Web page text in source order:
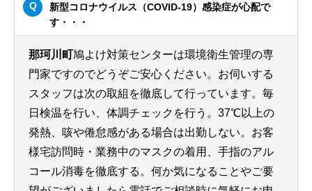
新型コロナウイルス（COVID-19）感染症が心配で
す・・・
那珂川町鳩よけ対策センターは環境衛生管理の専
門家ですのでどうぞご安心ください。お伺いする
スタッフは次の取組を徹底して行っています。毎
日検温を行い、体調チェックを行う。37℃以上の
発熱、咳や倦怠感がある場合は出勤しない。お客
様宅訪問時・業務中のマスクの着用、手指のアル
コール消毒を徹底する。何か気になることやご要